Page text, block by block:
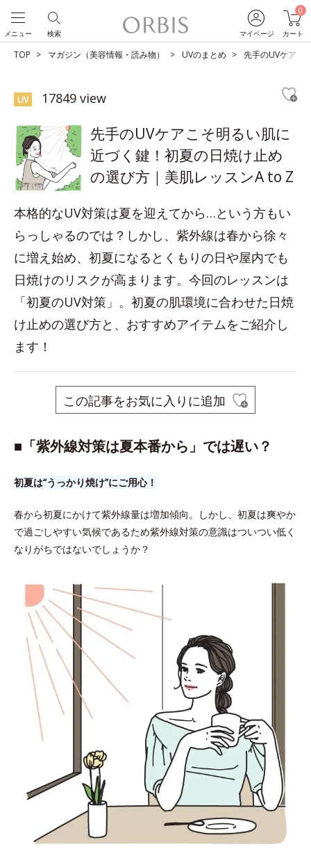
マイページ
0
カート
検索
メニュー
TOP マガジン（美容情報・読み物） UVのまとめ 先手のUVケアこ
UV 17849 view
先手のUVケアこそ明るい肌に
近づく鍵！初夏の日焼け止め
の選び方｜美肌レッスンA to Z
本格的なUV対策は夏を迎えてから…という方もい
らっしゃるのでは？しかし、紫外線は春から徐々
に増え始め、初夏になるとくもりの日や屋内でも
日焼けのリスクが高まります。今回のレッスンは
「初夏のUV対策」。初夏の肌環境に合わせた日焼
け止めの選び方と、おすすめアイテムをご紹介し
ます！
この記事をお気に入りに追加
■「紫外線対策は夏本番から」では遅い？
初夏は“うっかり焼け”にご用心！
春から初夏にかけて紫外線量は増加傾向。しかし、初夏は爽やか
で過ごしやすい気候であるため紫外線対策の意識はついつい低く
なりがちではないでしょうか？